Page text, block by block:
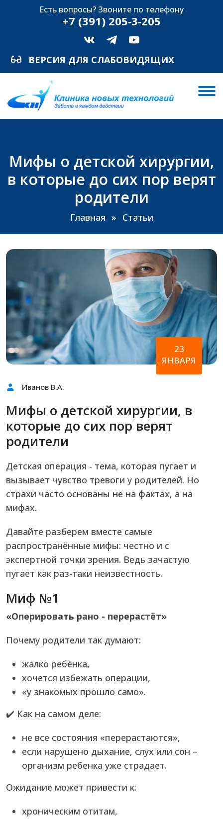
Есть вопросы? Звоните по телефону
+7 (391) 205‑3‑205
ВЕРСИЯ ДЛЯ СЛАБОВИДЯЩИХ
Мифы о детской хирургии,
в которые до сих пор верят
родители
Главная Статьи
23
ЯНВАРЯ
Иванов В.А.
Мифы о детской хирургии, в
которые до сих пор верят
родители
Детская операция - тема, которая пугает и
вызывает чувство тревоги у родителей. Но
страхи часто основаны не на фактах, а на
мифах.
Давайте разберем вместе самые
распространённые мифы: честно и с
экспертной точки зрения. Ведь зачастую
пугает как раз-таки неизвестность.
Миф №1
«Оперировать рано - перерастёт»
Почему родители так думают:
жалко ребёнка,
хочется избежать операции,
«у знакомых прошло само».
✔️ Как на самом деле:
не все состояния «перерастаются»,
если нарушено дыхание, слух или сон –
организм ребенка уже страдает.
Ожидание может привести к:
хроническим отитам,